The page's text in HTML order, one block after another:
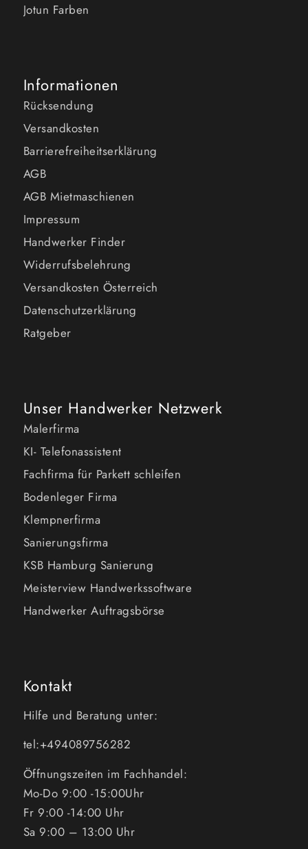
Jotun Farben
Informationen
Rücksendung
Versandkosten
Barrierefreiheitserklärung
AGB
AGB Mietmaschienen
Impressum
Handwerker Finder
Widerrufsbelehrung
Versandkosten Österreich
Datenschutzerklärung
Ratgeber
Unser Handwerker Netzwerk
Malerfirma
KI- Telefonassistent
Fachfirma für Parkett schleifen
Bodenleger Firma
Klempnerfirma
Sanierungsfirma
KSB Hamburg Sanierung
Meisterview Handwerkssoftware
Handwerker Auftragsbörse
Kontakt
Hilfe und Beratung unter:
tel:+494089756282
Öffnungszeiten im Fachhandel:
Mo-Do 9:00 -15:00Uhr
Fr 9:00 -14:00 Uhr
Sa 9:00 – 13:00 Uhr